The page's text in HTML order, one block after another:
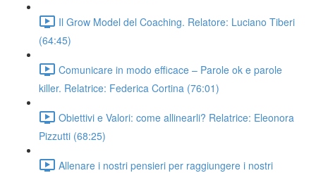
Il Grow Model del Coaching. Relatore: Luciano Tiberi
(64:45)
Comunicare in modo efficace – Parole ok e parole
killer. Relatrice: Federica Cortina (76:01)
Obiettivi e Valori: come allinearli? Relatrice: Eleonora
Pizzutti (68:25)
Allenare i nostri pensieri per raggiungere i nostri